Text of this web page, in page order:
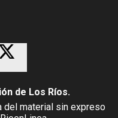
de Los Ríos.
del material sin expreso